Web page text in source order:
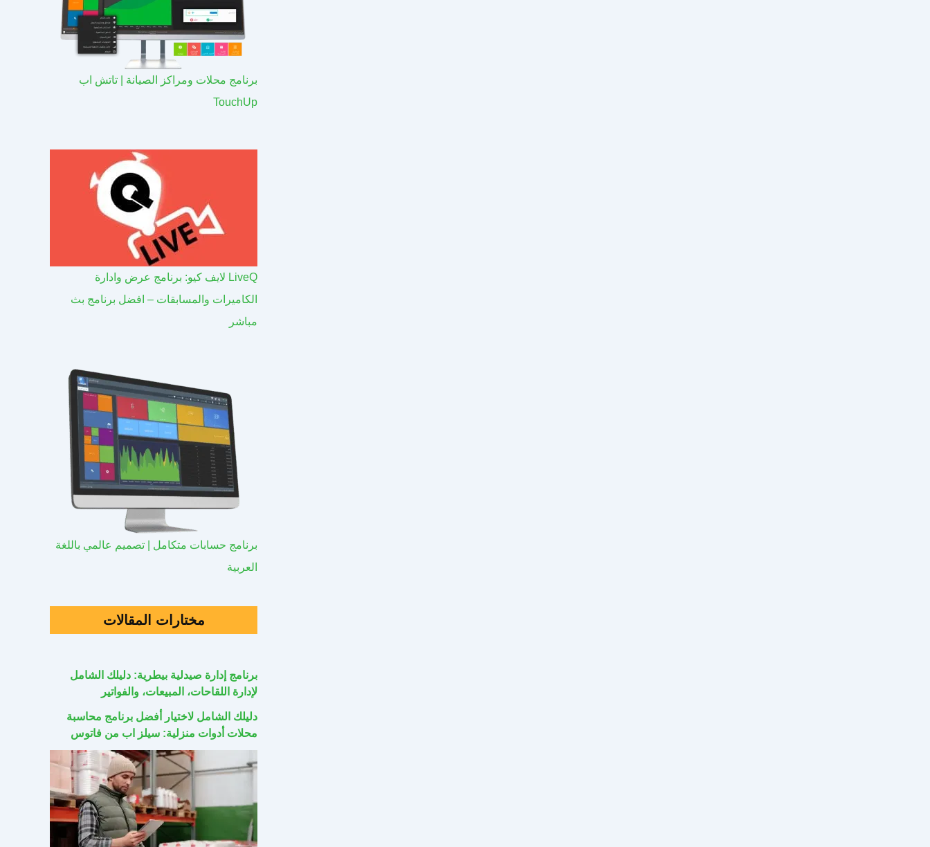
برنامج محلات ومراكز الصيانة | تاتش اب
TouchUp
LiveQ لايف كيو: برنامج عرض وادارة
الكاميرات والمسابقات – افضل برنامج بث
مباشر
برنامج حسابات متكامل | تصميم عالمي باللغة
العربية
مختارات المقالات
برنامج إدارة صيدلية بيطرية: دليلك الشامل
لإدارة اللقاحات، المبيعات، والفواتير
دليلك الشامل لاختيار أفضل برنامج محاسبة
محلات أدوات منزلية: سيلز اب من فاتوس